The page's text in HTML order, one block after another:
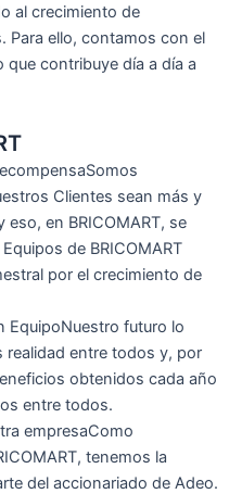
al crecimiento de
Para ello, contamos con el
que contribuye día a día a
Clientes sean más y
en BRICOMART, se
de BRICOMART
por el crecimiento de
EquipoNuestro futuro lo
entre todos y, por
obtenidos cada año
entre todos.
empresaComo
tenemos la
del accionariado de Adeo.